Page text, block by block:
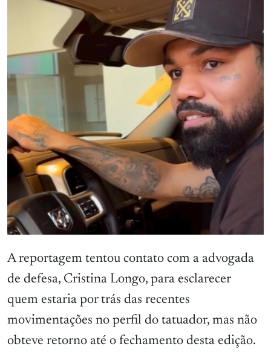
A reportagem tentou contato com a advogada
de defesa, Cristina Longo, para esclarecer
quem estaria por trás das recentes
movimentações no perfil do tatuador, mas não
obteve retorno até o fechamento desta edição.